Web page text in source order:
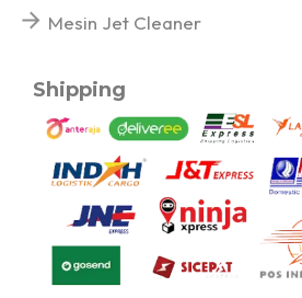
Mesin Jet Cleaner
Shipping